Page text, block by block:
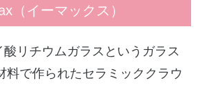
（イーマックス）
リチウムガラスというガラス
料で作られたセラミッククラウ